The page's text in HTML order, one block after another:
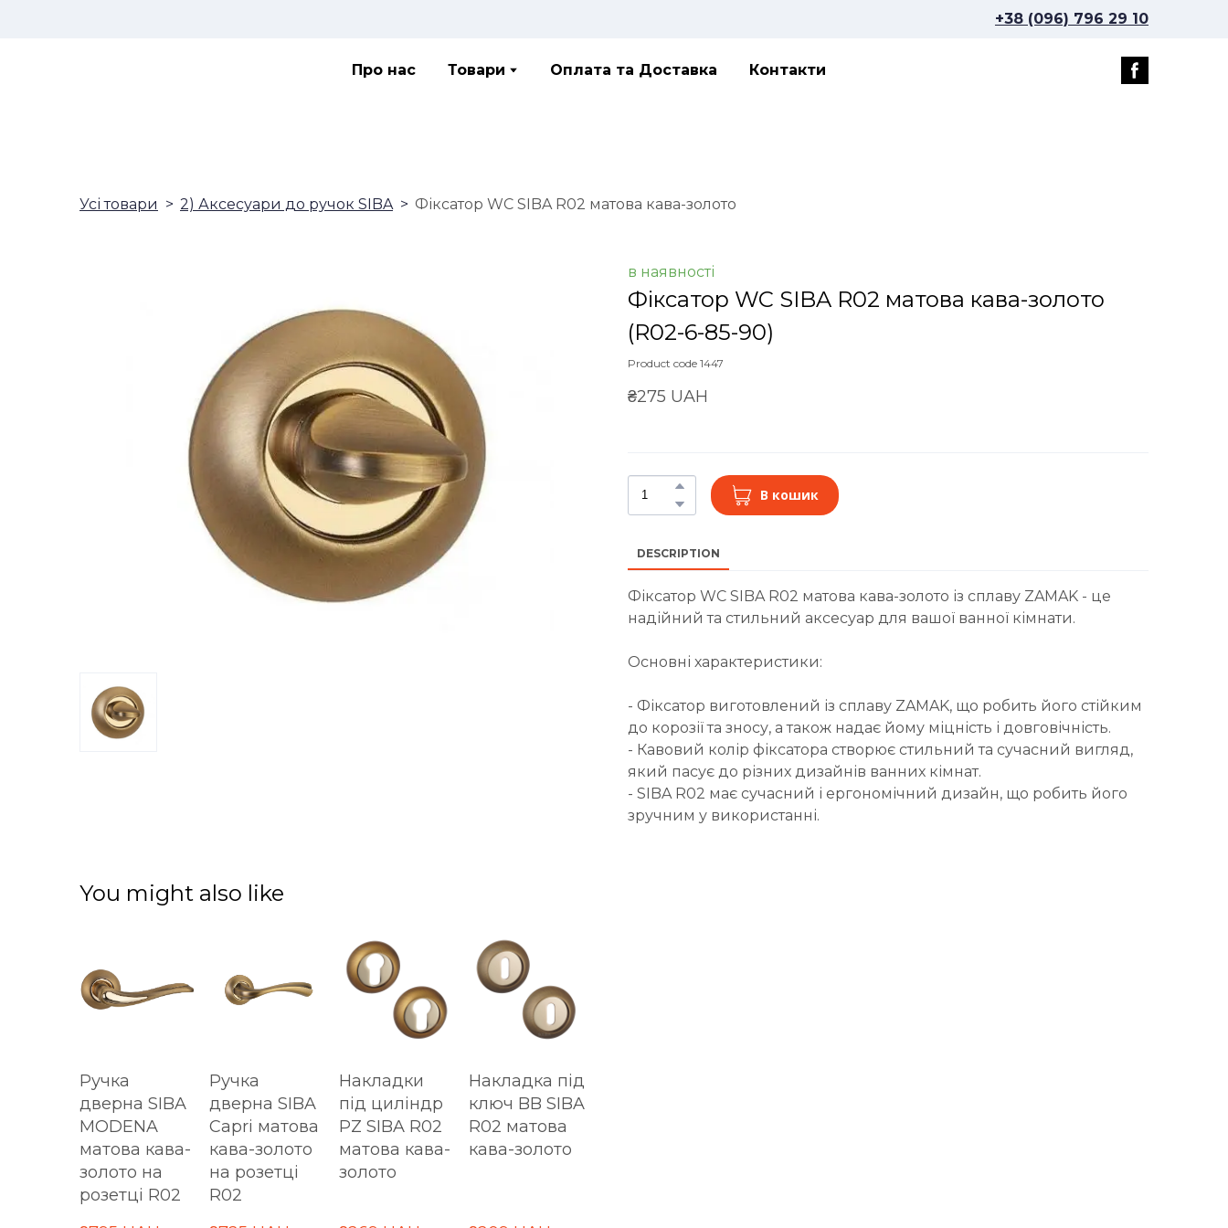
+38 (096) 796 29 10
Про нас Товари Оплата та Доставка Контакти
Усі товари 2) Аксесуари до ручок SIBA Фіксатор WC SIBA R02 матова кава-золото
в наявності
Фіксатор WC SIBA R02 матова кава-золото
(R02-6-85-90)
Product code 1447
₴275 UAH
В кошик
DESCRIPTION
Фіксатор WC SIBA R02 матова кава-золото із сплаву ZAMAK - це
надійний та стильний аксесуар для вашої ванної кімнати.
Основні характеристики:
- Фіксатор виготовлений із сплаву ZAMAK, що робить його стійким
до корозії та зносу, а також надає йому міцність і довговічність.
- Кавовий колір фіксатора створює стильний та сучасний вигляд,
який пасує до різних дизайнів ванних кімнат.
- SIBA R02 має сучасний і ергономічний дизайн, що робить його
зручним у використанні.
You might also like
Ручка
дверна SIBA
MODENA
матова кава-
золото на
розетці R02
Ручка
дверна SIBA
Capri матова
кава-золото
на розетці
R02
Накладки
під циліндр
PZ SIBA R02
матова кава-
золото
Накладка під
ключ BB SIBA
R02 матова
кава-золото